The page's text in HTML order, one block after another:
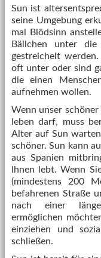
Sun ist
seine Umgebung
mal Blödsinn
Bällchen unter
gestreichelt
oft unter oder sind
die einen
aufnehmen wollen.
Wenn unser schöner
leben darf, muss
Alter auf Sun
schöner. Sun kann
aus Spanien
Ihnen lebt. Wenn
(mindestens 200
befahrenen Straße
nach einer
ermöglichen
einziehen und
schließen.